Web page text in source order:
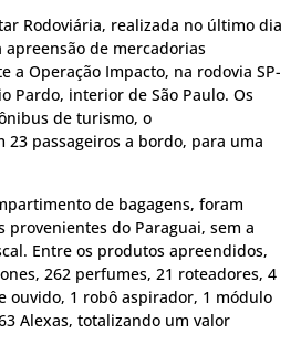
Rodoviária, realizada no último dia
de mercadorias
a Operação Impacto, na rodovia SP-
Pardo, interior de São Paulo. Os
de turismo, o
23 passageiros a bordo, para uma
de bagagens, foram
provenientes do Paraguai, sem a
Entre os produtos apreendidos,
262 perfumes, 21 roteadores, 4
ouvido, 1 robô aspirador, 1 módulo
Alexas, totalizando um valor